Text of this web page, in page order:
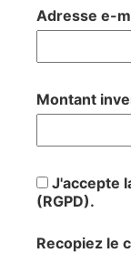
Adresse e-
Montant
J'accepte
(RGPD).
Recopiez le